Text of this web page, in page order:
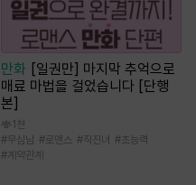
만화
[일권만] 마지막 추억으로
매료 마법을 걸었습니다 [단행
본]
1천
#무심남 #로맨스 #직진녀 #초능력
#계약관계